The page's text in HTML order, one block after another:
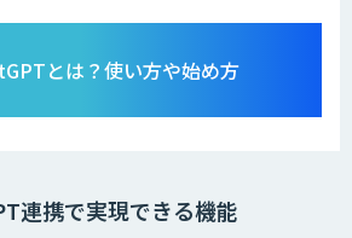
とは？使い方や始め方
連携で実現できる機能